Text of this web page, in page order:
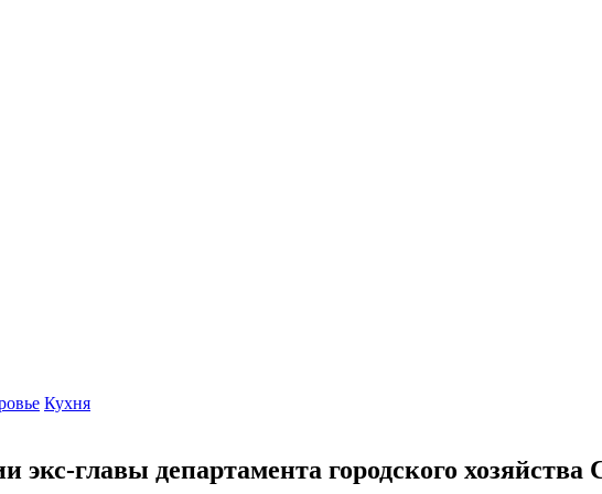
Кухня
главы департамента городского хозяйства